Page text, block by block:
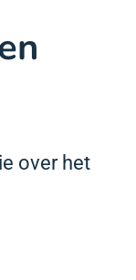
over het